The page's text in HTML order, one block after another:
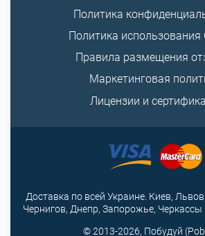
Политика
Политика использования
Правила размещения
Маркетинговая
Лицензии и
© 2013-2026, Побудуй
Доставка по всей Украине. Киев,
Чернигов, Днепр, Запорожье, Черкассы